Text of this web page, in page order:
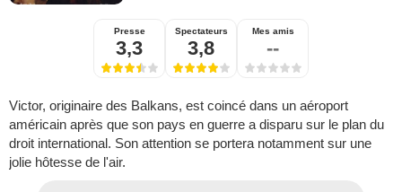
Presse
3,3
Spectateurs
3,8
Mes amis
--
Victor, originaire des Balkans, est coincé dans un aéroport
américain après que son pays en guerre a disparu sur le plan du
droit international. Son attention se portera notamment sur une
jolie hôtesse de l'air.